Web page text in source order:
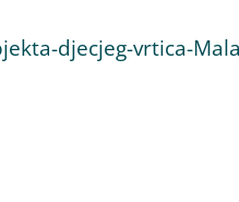
djecjeg-vrtica-